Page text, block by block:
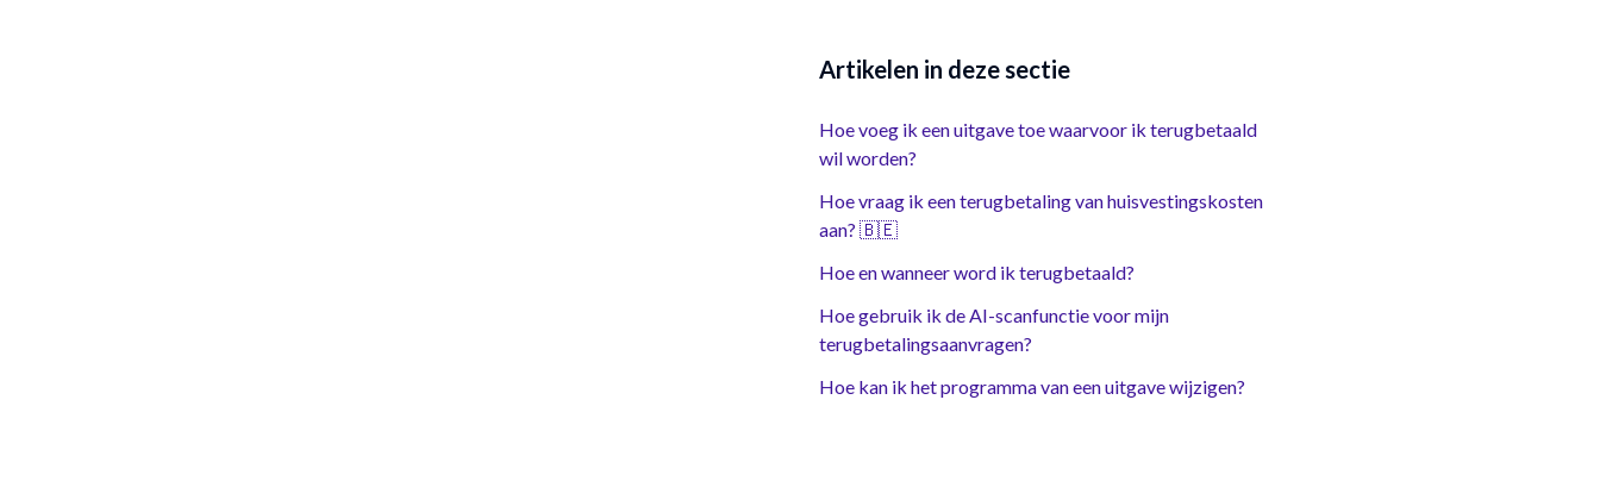
Artikelen in deze sectie
Hoe voeg ik een uitgave toe waarvoor ik terugbetaald
wil worden?
Hoe vraag ik een terugbetaling van huisvestingskosten
aan? 🇧🇪
Hoe en wanneer word ik terugbetaald?
Hoe gebruik ik de AI-scanfunctie voor mijn
terugbetalingsaanvragen?
Hoe kan ik het programma van een uitgave wijzigen?